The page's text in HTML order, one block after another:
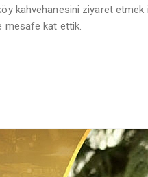
kahvehanesini ziyaret etmek
mesafe kat ettik.